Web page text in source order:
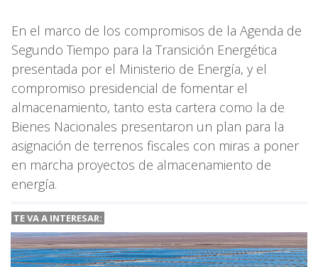
En el marco de los compromisos de la Agenda de
Segundo Tiempo para la Transición Energética
presentada por el Ministerio de Energía, y el
compromiso presidencial de fomentar el
almacenamiento, tanto esta cartera como la de
Bienes Nacionales presentaron un plan para la
asignación de terrenos fiscales con miras a poner
en marcha proyectos de almacenamiento de
energía.
TE VA A INTERESAR: